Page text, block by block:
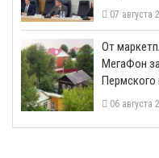
07 августа
От
МегаФон
Пермского
06 августа